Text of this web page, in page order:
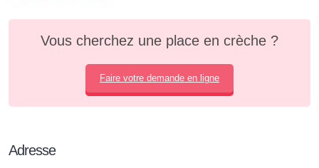
Vous cherchez une place en crèche ?
Faire votre demande en ligne
Adresse